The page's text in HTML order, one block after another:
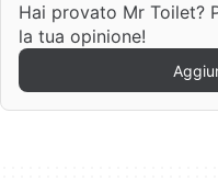
Hai provato Mr Toilet?
la tua opinione!